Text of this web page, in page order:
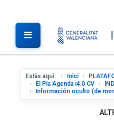
Estàs aquí: Inici
El Pla Agenda i4.0 CV
Información oculto (de